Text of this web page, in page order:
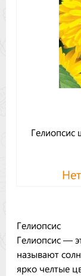
Гелиопсис
Гелиопсис
Гелиопсис —
называют
ярко челтые